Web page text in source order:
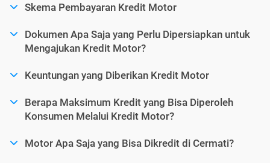
Skema Pembayaran Kredit Motor
Dokumen Apa Saja yang Perlu Dipersiapkan untuk
Mengajukan Kredit Motor?
Keuntungan yang Diberikan Kredit Motor
Berapa Maksimum Kredit yang Bisa Diperoleh
Konsumen Melalui Kredit Motor?
Motor Apa Saja yang Bisa Dikredit di Cermati?